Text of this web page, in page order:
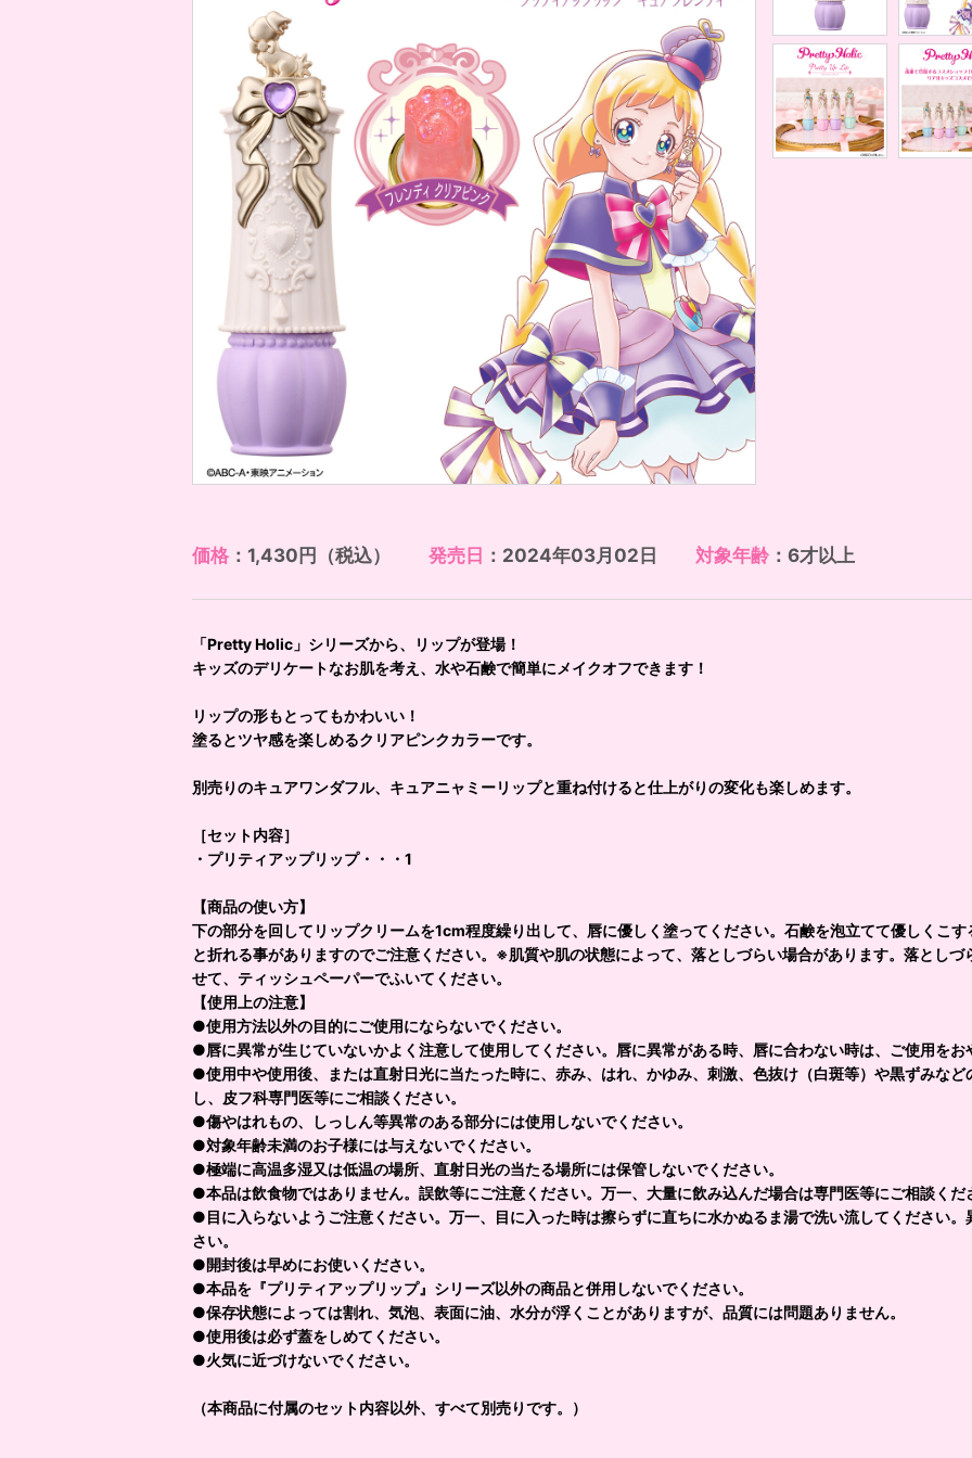
価格 ：1,430円（税込） 発売日 ：2024年03月02日 対象年齢 ：6才以上
「Pretty Holic」シリーズから、リップが登場！
キッズのデリケートなお肌を考え、水や石鹸で簡単にメイクオフできます！
リップの形もとってもかわいい！
塗るとツヤ感を楽しめるクリアピンクカラーです。
別売りのキュアワンダフル、キュアニャミーリップと重ね付けると仕上がりの変化も楽しめます。
［セット内容］
・プリティアップリップ・・・1
【商品の使い方】
下の部分を回してリップクリームを1cm程度繰り出して、唇に優しく塗ってください。石鹸を泡立てて優しくこ
と折れる事がありますのでご注意ください。※肌質や肌の状態によって、落としづらい場合があります。落とし
せて、ティッシュペーパーでふいてください。
【使用上の注意】
●使用方法以外の目的にご使用にならないでください。
●唇に異常が生じていないかよく注意して使用してください。唇に異常がある時、唇に合わない時は、ご使用をお
●使用中や使用後、または直射日光に当たった時に、赤み、はれ、かゆみ、刺激、色抜け（白斑等）や黒ずみな
し、皮フ科専門医等にご相談ください。
●傷やはれもの、しっしん等異常のある部分には使用しないでください。
●対象年齢未満のお子様には与えないでください。
●極端に高温多湿又は低温の場所、直射日光の当たる場所には保管しないでください。
●本品は飲食物ではありません。誤飲等にご注意ください。万一、大量に飲み込んだ場合は専門医等にご相談くだ
●目に入らないようご注意ください。万一、目に入った時は擦らずに直ちに水かぬるま湯で洗い流してください
さい。
●開封後は早めにお使いください。
●本品を『プリティアップリップ』シリーズ以外の商品と併用しないでください。
●保存状態によっては割れ、気泡、表面に油、水分が浮くことがありますが、品質には問題ありません。
●使用後は必ず蓋をしめてください。
●火気に近づけないでください。
（本商品に付属のセット内容以外、すべて別売りです。）